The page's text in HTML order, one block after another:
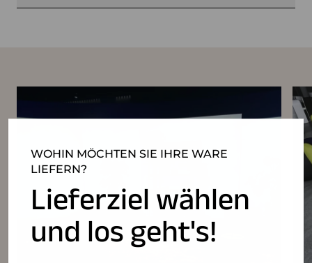
WOHIN MÖCHTEN SIE IHRE WARE
LIEFERN?
Lieferziel wählen
und los geht's!